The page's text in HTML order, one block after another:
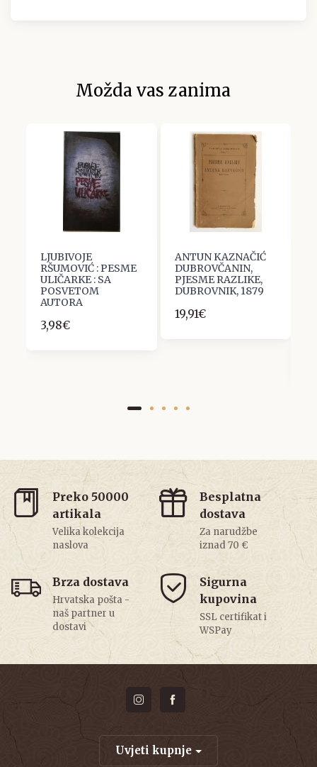
Možda vas zanima
LJUBIVOJE
RŠUMOVIĆ : PESME
ULIČARKE : SA
POSVETOM
AUTORA
3,98€
ANTUN KAZNAČIĆ
DUBROVČANIN,
PJESME RAZLIKE,
DUBROVNIK, 1879
19,91€
Preko 50000
artikala
Velika kolekcija
naslova
Besplatna
dostava
Za narudžbe
iznad 70 €
Brza dostava
Hrvatska pošta -
naš partner u
dostavi
Sigurna
kupovina
SSL certifikat i
WSPay
Uvjeti kupnje